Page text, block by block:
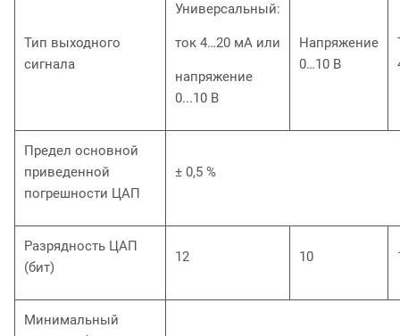
Тип выходного
сигнала
Универсальный:
ток 4…20 мА или
напряжение
0...10 В
Напряжение
0…10 В
Предел основной
приведенной
погрешности ЦАП
± 0,5 %
Разрядность ЦАП
(бит)
12 10
Минимальный